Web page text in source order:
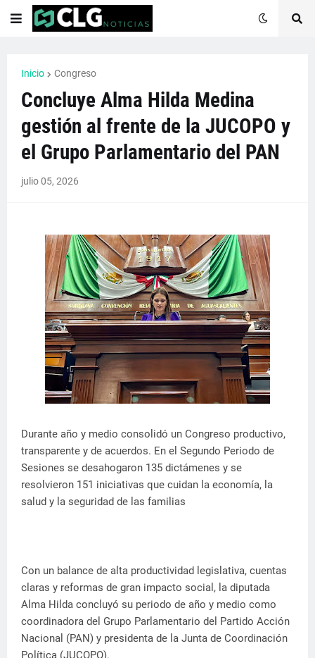
Inicio Congreso
Concluye Alma Hilda Medina
gestión al frente de la JUCOPO y
el Grupo Parlamentario del PAN
julio 05, 2026
Durante año y medio consolidó un Congreso productivo,
transparente y de acuerdos. En el Segundo Periodo de
Sesiones se desahogaron 135 dictámenes y se
resolvieron 151 iniciativas que cuidan la economía, la
salud y la seguridad de las familias
Con un balance de alta productividad legislativa, cuentas
claras y reformas de gran impacto social, la diputada
Alma Hilda concluyó su periodo de año y medio como
coordinadora del Grupo Parlamentario del Partido Acción
Nacional (PAN) y presidenta de la Junta de Coordinación
Política (JUCOPO).